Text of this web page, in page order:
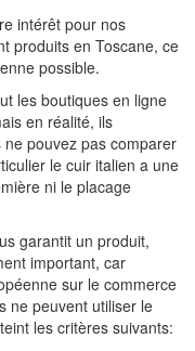
intérêt pour nos
produits en Toscane, ce
possible.
les boutiques en ligne
en réalité, ils
pouvez pas comparer
le cuir italien a une
ni le placage
garantit un produit,
important, car
sur le commerce
ne peuvent utiliser le
les critères suivants: